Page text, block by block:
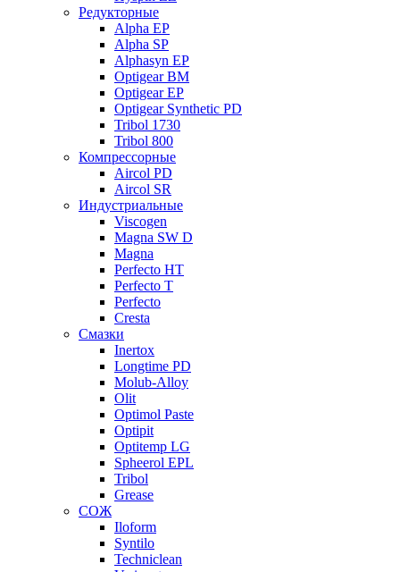
Редукторные
Alpha EP
Alpha SP
Alphasyn EP
Optigear BM
Optigear EP
Optigear Synthetic PD
Tribol 1730
Tribol 800
Компрессорные
Aircol PD
Aircol SR
Индустриальные
Viscogen
Magna SW D
Magna
Perfecto HT
Perfecto T
Perfecto
Cresta
Смазки
Inertox
Longtime PD
Molub-Alloy
Olit
Optimol Paste
Optipit
Optitemp LG
Spheerol EPL
Tribol
Grease
СОЖ
Iloform
Syntilo
Techniclean